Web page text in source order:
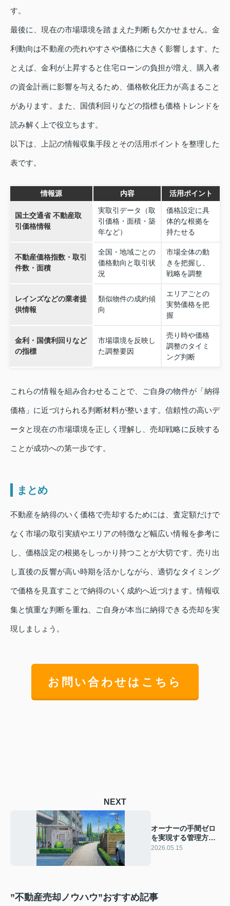
す。
最後に、現在の市場環境を踏まえた判断も欠かせません。金
利動向は不動産の売れやすさや価格に大きく影響します。た
とえば、金利が上昇すると住宅ローンの負担が増え、購入者
の資金計画に影響を与えるため、価格軟化圧力が高まること
があります。また、国債利回りなどの指標も価格トレンドを
読み解く上で役立ちます。
以下は、上記の情報収集手段とその活用ポイントを整理した
表です。
情報源 内容 活用ポイント
国土交通省 不動産取
引価格情報
実取引データ（取
引価格・面積・築
年など）
価格設定に具
体的な根拠を
持たせる
不動産価格指数・取引
件数・面積
全国・地域ごとの
価格動向と取引状
況
市場全体の動
きを把握し、
戦略を調整
レインズなどの業者提
供情報
類似物件の成約傾
向
エリアごとの
実勢価格を把
握
金利・国債利回りなど
の指標
市場環境を反映し
た調整要因
売り時や価格
調整のタイミ
ング判断
これらの情報を組み合わせることで、ご自身の物件が「納得
価格」に近づけられる判断材料が整います。信頼性の高いデ
ータと現在の市場環境を正しく理解し、売却戦略に反映する
ことが成功への第一歩です。
まとめ
不動産を納得のいく価格で売却するためには、査定額だけで
なく市場の取引実績やエリアの特徴など幅広い情報を参考に
し、価格設定の根拠をしっかり持つことが大切です。売り出
し直後の反響が高い時期を活かしながら、適切なタイミング
で価格を見直すことで納得のいく成約へ近づけます。情報収
集と慎重な判断を重ね、ご自身が本当に納得できる売却を実
現しましょう。
お問い合わせはこちら
NEXT
オーナーの手間ゼロ
を実現する管理方法
とは？選び方や最適
2026.05.15
”不動産売却ノウハウ”おすすめ記事